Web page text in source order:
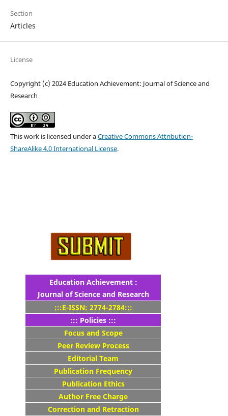
Section
Articles
License
Copyright (c) 2024 Education Achievement: Journal of Science and
Research
This work is licensed under aCreative Commons Attribution-
ShareAlike 4.0 International License.
Education Achievement :
Journal of Science and Research
:::E-ISSN: 2774-2784:::
::: Policies :::
Focus and Scope
Peer Review Process
Editorial Team
Publication Frequency
Publication Ethics
Author Free Charge
Correction and Retraction